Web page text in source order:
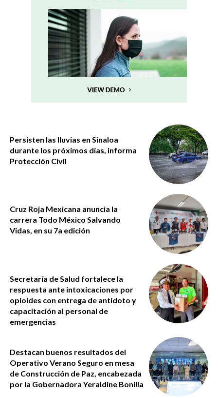
Persisten las lluvias en Sinaloa
durante los próximos días, informa
Protección Civil
Cruz Roja Mexicana anuncia la
carrera Todo México Salvando
Vidas, en su 7a edición
Secretaría de Salud fortalece la
respuesta ante intoxicaciones por
opioides con entrega de antídoto y
capacitación al personal de
emergencias
Destacan buenos resultados del
Operativo Verano Seguro en mesa
de Construcción de Paz, encabezada
por la Gobernadora Yeraldine Bonilla